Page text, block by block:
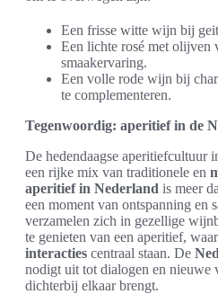
Een frisse witte wijn bij
Een lichte rosé met olijven
smaakervaring.
Een volle rode wijn bij
te complementeren.
Tegenwoordig: aperitief in de
De hedendaagse aperitiefcultuur
een rijke mix van traditionele en
aperitief in Nederland is meer
een moment van ontspanning en
verzamelen zich in gezellige
te genieten van een aperitief,
interacties centraal staan. De
nodigt uit tot dialogen en nieuwe
dichterbij elkaar brengt.